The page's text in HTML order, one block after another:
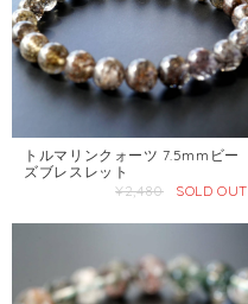
トルマリンクォーツ 7.5mmビー
ズブレスレット
¥2,480
SOLD OUT